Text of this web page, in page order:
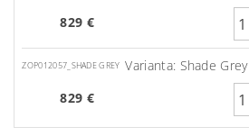
829 €
ZOP012057_SHADE GREY Varianta: Shade Grey
829 €